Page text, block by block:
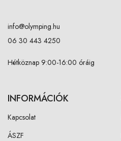
info@olymping.hu
06 30 443 4250
Hétköznap 9:00-16:00 óráig
INFORMÁCIÓK
Kapcsolat
ÁSZF